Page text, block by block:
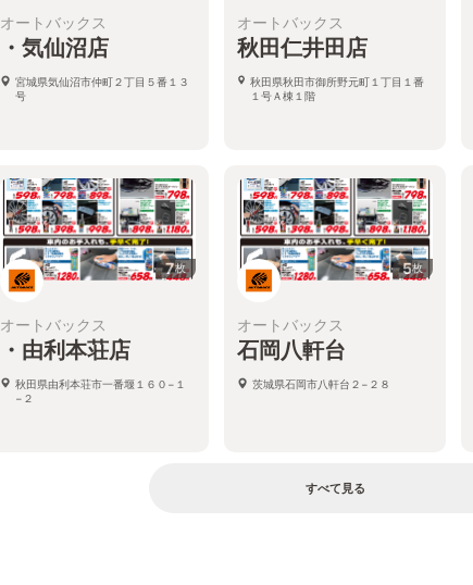
オートバックス
・気仙沼店
宮城県気仙沼市仲町２丁目５番１３
号
オートバックス
秋田仁井田店
秋田県秋田市御所野元町１丁目１番
１号Ａ棟１階
7枚
オートバックス
・由利本荘店
秋田県由利本荘市一番堰１６０−１
−２
5枚
オートバックス
石岡八軒台
茨城県石岡市八軒台２−２８
すべて見る